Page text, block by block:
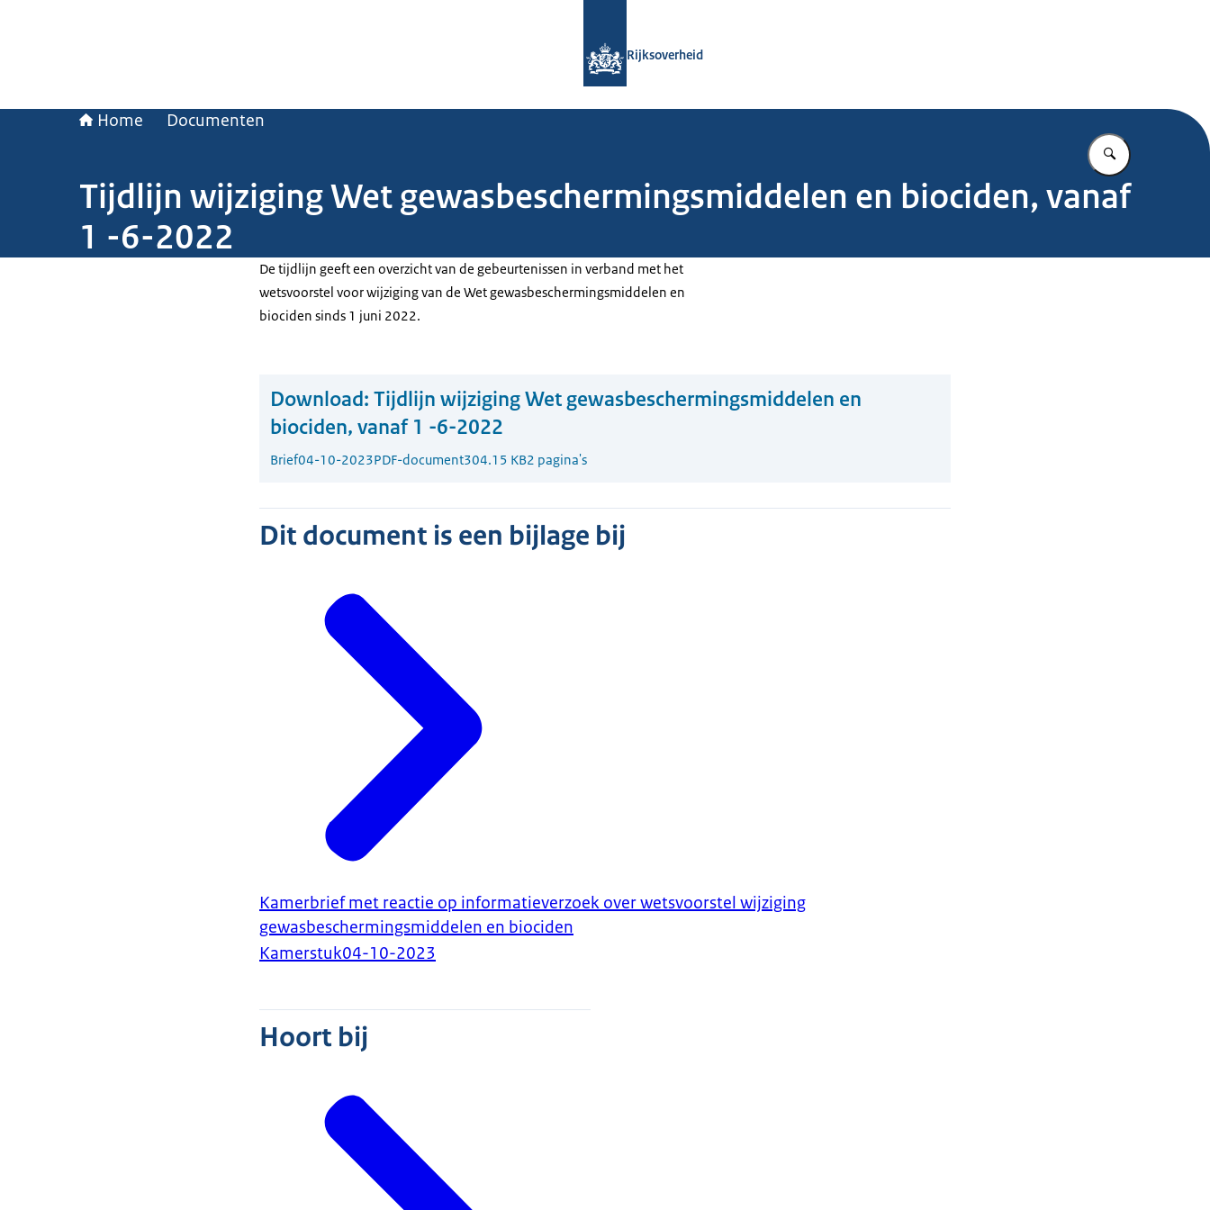
Rijksoverheid
Home Documenten
Vul in wat u
Tijdlijn wijziging Wet gewasbeschermingsmiddelen en biociden, vanaf
1 -6-2022
De tijdlijn geeft een overzicht van de gebeurtenissen in verband met het
wetsvoorstel voor wijziging van de Wet gewasbeschermingsmiddelen en
biociden sinds 1 juni 2022.
Download: Tijdlijn wijziging Wet gewasbeschermingsmiddelen en
biociden, vanaf 1 -6-2022
Brief04-10-2023PDF-document304.15 KB2 pagina's
Dit document is een bijlage bij
Kamerbrief met reactie op informatieverzoek over wetsvoorstel wijziging
gewasbeschermingsmiddelen en biociden
Kamerstuk04-10-2023
Hoort bij